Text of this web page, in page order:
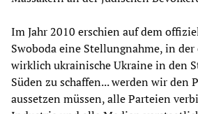
Im Jahr 2010 erschien auf dem
Swoboda eine Stellungnahme, in
wirklich ukrainische Ukraine in den
Süden zu schaffen... werden wir den
aussetzen müssen, alle Parteien